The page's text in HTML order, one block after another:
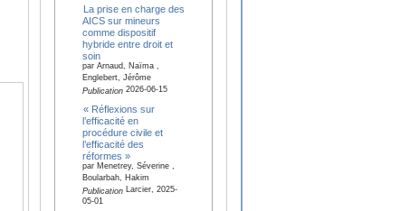
La prise en charge des
AICS sur mineurs
comme dispositif
hybride entre droit et
soin
par Arnaud, Naïma ,
Englebert, Jérôme
Publication2026-06-15
« Réflexions sur
l’efficacité en
procédure civile et
l’efficacité des
réformes »
par Menetrey, Séverine ,
Boularbah, Hakim
PublicationLarcier, 2025-
05-01